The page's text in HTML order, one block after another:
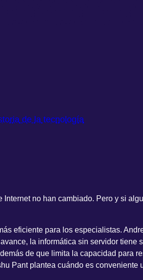
de la tecnología
no han cambiado. Pero y si
eficiente para los especialistas.
la informática sin servidor tiene
de que limita la capacidad para
Pant plantea cuándo es conveniente